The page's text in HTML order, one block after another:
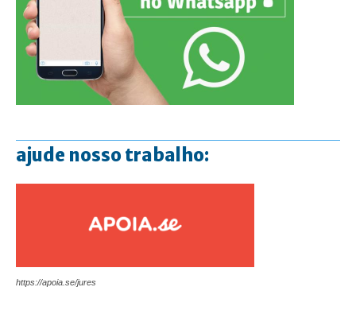
ajude nosso trabalho:
https://apoia.se/jures